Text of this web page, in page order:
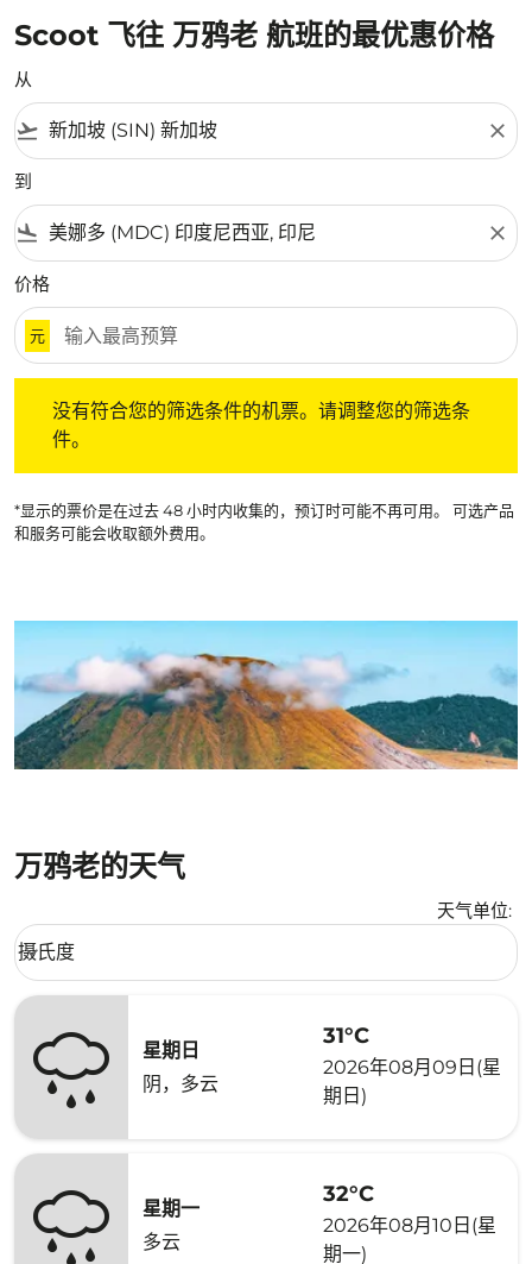
Scoot 飞往 万鸦老 航班的最优惠价格
从
flight_takeoff close
到
flight_land close
价格
元
没有符合您的筛选条件的机票。请调整您的筛选条
件。
*显示的票价是在过去 48 小时内收集的，预订时可能不再可用。 可选产品
和服务可能会收取额外费用。
万鸦老的天气
天气单位:
Weather unit option 摄氏度 Selected
摄氏度
keyboard_arrow_down
星期日
阴，多云
31°C
2026年08月09日(星
期日)
星期一
多云
32°C
2026年08月10日(星
期一)